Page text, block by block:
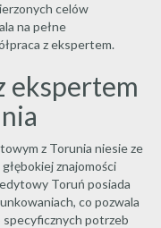
celów
na pełne
z ekspertem.
ekspertem
z Torunia niesie ze
znajomości
Toruń posiada
co pozwala
potrzeb